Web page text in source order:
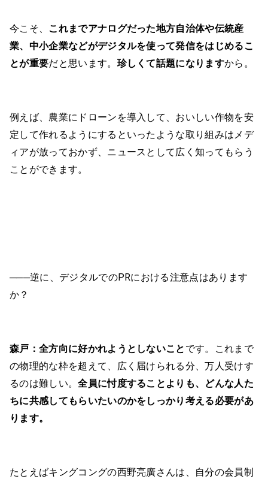
今こそ、 これまでアナログだった地方自治体や伝統産
業、中小企業などがデジタルを使って発信をはじめるこ
とが重要だと思います。 珍しくて話題になりますから。
例えば、農業にドローンを導入して、おいしい作物を安
定して作れるようにするといったような取り組みはメデ
ィアが放っておかず、ニュースとして広く知ってもらう
ことができます。
───逆に、デジタルでのPRにおける注意点はあります
か？
森戸： 全方向に好かれようとしないこと です。これまで
の物理的な枠を超えて、広く届けられる分、万人受けす
るのは難しい。全員に忖度することよりも、どんな人た
ちに共感してもらいたいのかをしっかり考える必要があ
ります。
たとえばキングコングの西野亮廣さんは、自分の会員制